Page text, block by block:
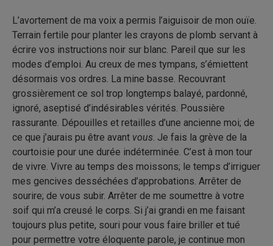
L’avortement de ma voix a permis l’aiguisoir de mon ouïe.
Terrain fertile pour planter les crayons de plomb servant à
écrire vos instructions noir sur blanc. Pareil que sur les
modes d’emploi. Au creux de mes tympans, s’émiettent
désormais vos ordres. La mine basse. Recouvrant
grossièrement ce sol trop longtemps balayé, pardonné,
ignoré, aseptisé d’indésirables vérités. Poussière
rassurante. Dépouilles et retailles d’une ancienne moi; de
ce que j’aurais pu être avant vous . Je fais la grève de la
courtoisie pour une durée indéterminée. C’est à mon tour
de vivre. Vivre au temps des moissons; le temps d’irriguer
mes gencives desséchées d’approbations. Arrêter de
sourire; de vous subir. Arrêter de me soumettre à votre
soif qui m’a creusé le corps. Si j’ai grandi en me faisant
toujours plus petite, souri pour vous faire briller et tué
pour permettre votre éloquente parole, je continue mon